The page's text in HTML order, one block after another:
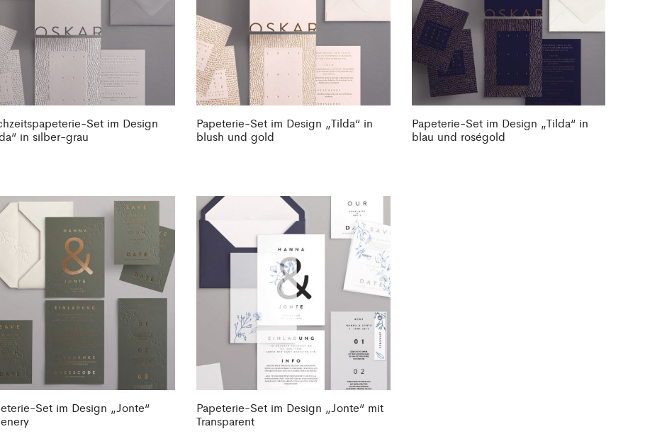
Set im Design
in silber-grau
Papeterie-Set im Design „Tilda“ in
blush und gold
Papeterie-Set im Design „Tilda“ in
blau und roségold
Set im Design „Jonte“
Papeterie-Set im Design „Jonte“ mit
Transparent